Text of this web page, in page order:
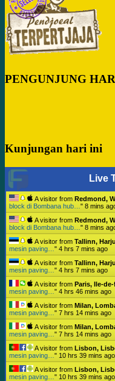
PENGUNJUNG
Kunjungan hari ini
Live
A visitor from Redmond,
block di Bombana hub… " 8 mins
A visitor from Redmond,
block di Bombana hub… " 8 mins
A visitor from Tallinn,
mesin paving… " 4 hrs 7 mins ago
A visitor from Tallinn,
mesin paving… " 4 hrs 7 mins ago
A visitor from Paris, Ile-
mesin paving… " 4 hrs 46 mins ago
A visitor from Milan,
mesin paving… " 7 hrs 14 mins ago
A visitor from Milan,
mesin paving… " 7 hrs 14 mins ago
A visitor from Lisbon,
mesin paving… " 10 hrs 39 mins ago
A visitor from Lisbon,
mesin paving… " 10 hrs 39 mins ago